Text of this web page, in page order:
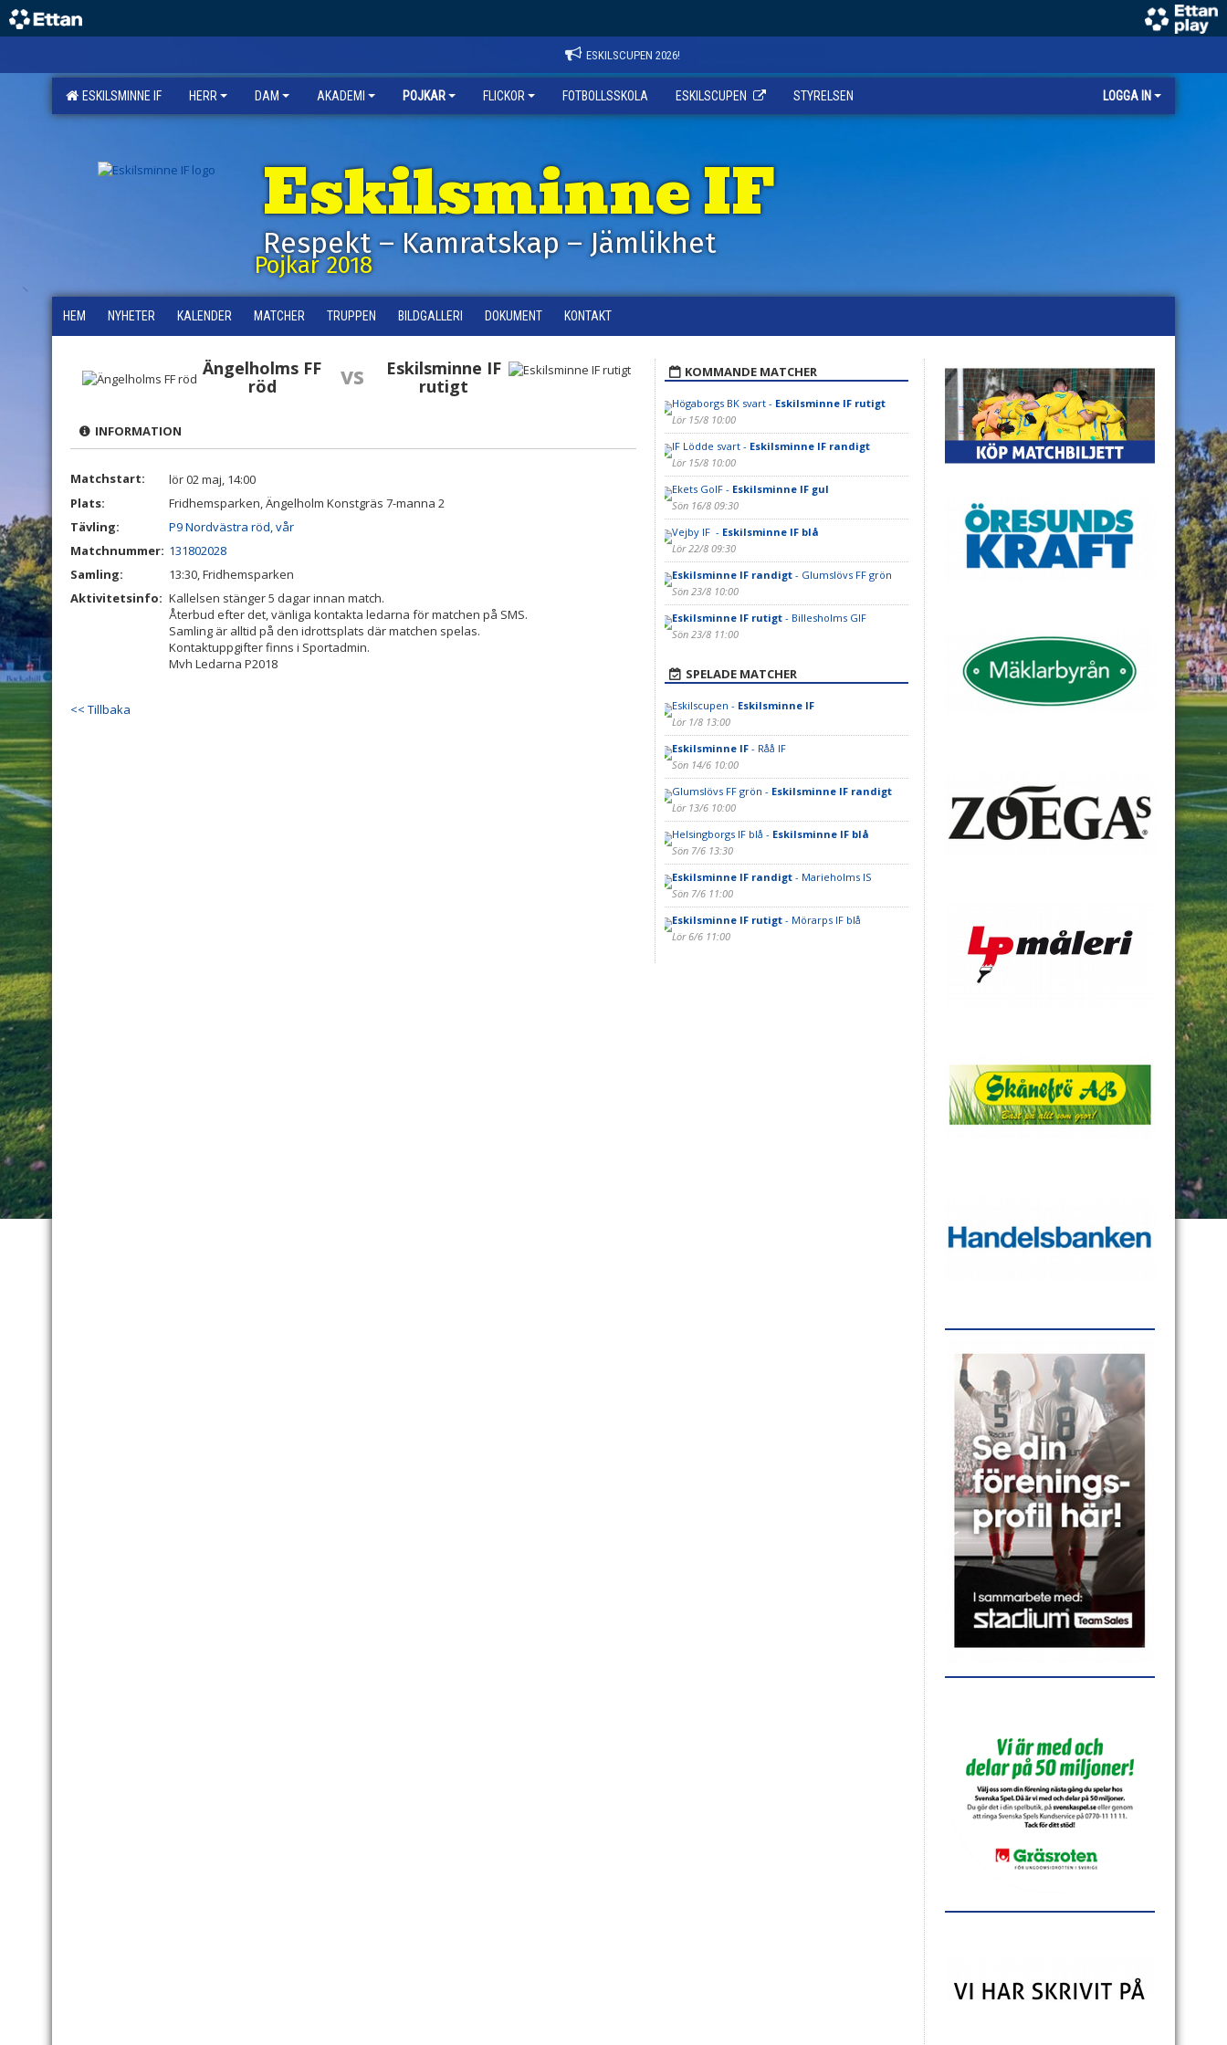
ESKILSCUPEN 2026!
ESKILSMINNE IF HERR DAM AKADEMI POJKAR FLICKOR FOTBOLLSSKOLA ESKILSCUPEN STYRELSEN LOGGA IN
Eskilsminne IF
Respekt – Kamratskap – Jämlikhet
Pojkar 2018
HEM NYHETER KALENDER MATCHER TRUPPEN BILDGALLERI DOKUMENT KONTAKT
Ängelholms FF
röd
vs
Eskilsminne IF
rutigt
INFORMATION
Matchstart:
lör 02 maj, 14:00
Plats:
Fridhemsparken, Ängelholm Konstgräs 7-manna 2
Tävling:
P9 Nordvästra röd, vår
Matchnummer: 131802028
Samling:
13:30, Fridhemsparken
Aktivitetsinfo: Kallelsen stänger 5 dagar innan match.
Återbud efter det, vänliga kontakta ledarna för matchen på SMS.
Samling är alltid på den idrottsplats där matchen spelas.
Kontaktuppgifter finns i Sportadmin.
Mvh Ledarna P2018
<< Tillbaka
KOMMANDE MATCHER
Högaborgs BK svart - Eskilsminne IF rutigt
Lör 15/8 10:00
IF Lödde svart - Eskilsminne IF randigt
Lör 15/8 10:00
Ekets GoIF - Eskilsminne IF gul
Sön 16/8 09:30
Vejby IF - Eskilsminne IF blå
Lör 22/8 09:30
Eskilsminne IF randigt- Glumslövs FF grön
Sön 23/8 10:00
Eskilsminne IF rutigt- Billesholms GIF
Sön 23/8 11:00
SPELADE MATCHER
Eskilscupen - Eskilsminne IF
Lör 1/8 13:00
Eskilsminne IF- Råå IF
Sön 14/6 10:00
Glumslövs FF grön - Eskilsminne IF randigt
Lör 13/6 10:00
Helsingborgs IF blå - Eskilsminne IF blå
Sön 7/6 13:30
Eskilsminne IF randigt- Marieholms IS
Sön 7/6 11:00
Eskilsminne IF rutigt- Mörarps IF blå
Lör 6/6 11:00